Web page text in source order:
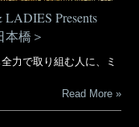
Presents
本橋＞
力で取り組む人に、ミ
Read More